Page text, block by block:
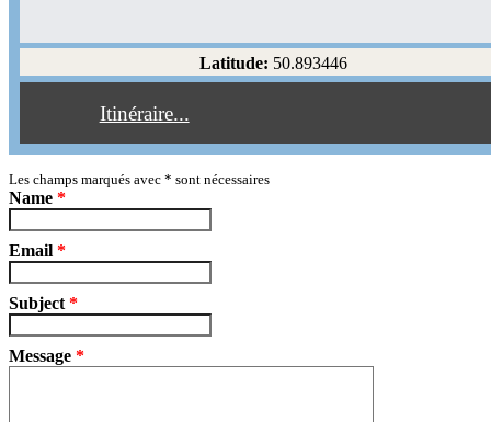
Latitude: 50.893446
Itinéraire...
Éviter les autoroutes
Éviter les péages
Reset
Les champs marqués avec * sont nécessaires
Name *
Email *
Subject *
Message *